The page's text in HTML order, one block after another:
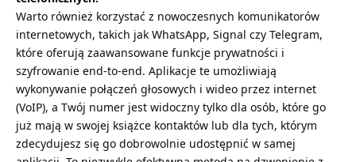
Warto również korzystać z nowoczesnych komunikatorów
internetowych, takich jak WhatsApp, Signal czy Telegram,
które oferują zaawansowane funkcje prywatności i
szyfrowanie end-to-end. Aplikacje te umożliwiają
wykonywanie połączeń głosowych i wideo przez internet
(VoIP), a Twój numer jest widoczny tylko dla osób, które go
już mają w swojej książce kontaktów lub dla tych, którym
zdecydujesz się go dobrowolnie udostępnić w samej